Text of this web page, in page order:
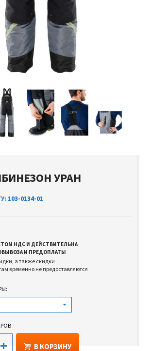
УРАН
103-0134-01
НДС И ДЕЙСТВИТЕЛЬНА
И ПРЕДОПЛАТЫ
а также скидки
временно не предоставляются
В КОРЗИНУ